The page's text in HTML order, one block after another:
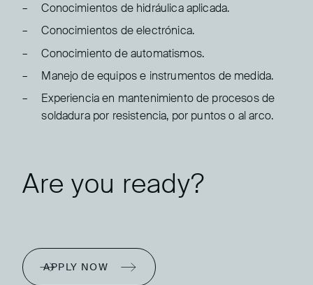
Conocimientos de hidráulica aplicada.
Conocimientos de electrónica.
Conocimiento de automatismos.
Manejo de equipos e instrumentos de medida.
Experiencia en mantenimiento de procesos de
soldadura por resistencia, por puntos o al arco.
Are you ready?
APPLY NOW